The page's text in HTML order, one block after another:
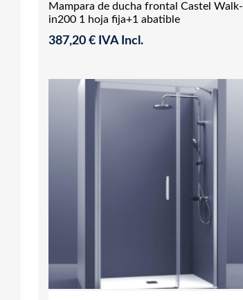
Mampara de ducha frontal Castel Walk-
in200 1 hoja fija+1 abatible
387,20 € IVA Incl.